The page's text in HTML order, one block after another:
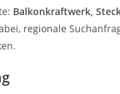
Balkonkraftwerk,
regionale